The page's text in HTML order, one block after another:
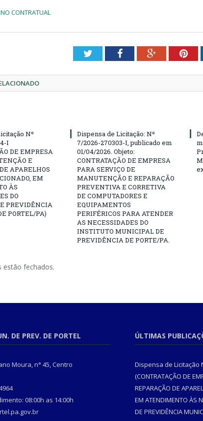
CONTRATUAL
TwitterFacebookGoogle+
Nº
I
DE EMPRESA
E
APARELHOS
EM
ÀS
DO
PREVIDÊNCIA
PORTEL/PA)
Dispensa de Licitação: Nº
7/2026-270303-I, publicado em
01/04/2026. Objeto:
CONTRATAÇÃO DE EMPRESA
PARA SERVIÇO DE
MANUTENÇÃO E REPARAÇÃO
PREVENTIVA E CORRETIVA
DE COMPUTADORES E
EQUIPAMENTOS
PERIFÉRICOS PARA ATENDER
AS NECESSIDADES DO
INSTITUTO MUNICIPAL DE
PREVIDÊNCIA DE PORTE/PA.
estão fechados.
DE PREV. DE PORTEL
Moura, n° 45, Centro
08:00h as 14:00h
ÚLTIMAS
Dispensa de Licitação
(CONTRATAÇÃO DE
REPARAÇÃO DE
EM ATENDIMENTO ÀS
DE PREVIDÊNCIA